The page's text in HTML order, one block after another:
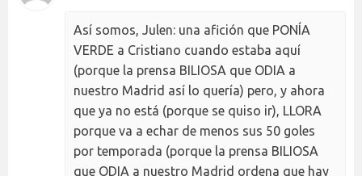
Así somos, Julen: una afición que PONÍA
VERDE a Cristiano cuando estaba aquí
(porque la prensa BILIOSA que ODIA a
nuestro Madrid así lo quería) pero, y ahora
que ya no está (porque se quiso ir), LLORA
porque va a echar de menos sus 50 goles
por temporada (porque la prensa BILIOSA
que ODIA a nuestro Madrid ordena que hay